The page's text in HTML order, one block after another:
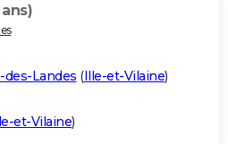
des-Landes (Ille-et-Vilaine)
et-Vilaine)